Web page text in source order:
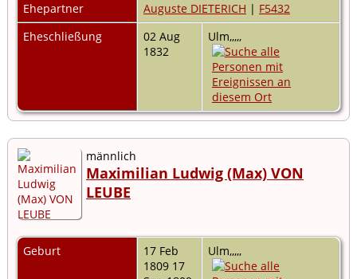
Ehepartner
Auguste DIETERICH | F5432
Eheschließung
02 Aug
1832
Ulm,,,,,
männlich
Maximilian Ludwig (Max) VON
LEUBE
Geburt
17 Feb
1809 17
Ulm,,,,,